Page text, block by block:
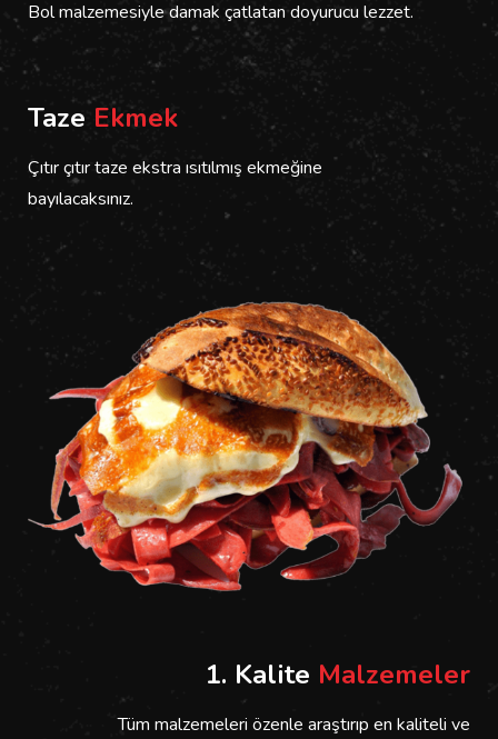
Bol malzemesiyle damak çatlatan doyurucu lezzet.
Taze Ekmek
Çıtır çıtır taze ekstra ısıtılmış ekmeğine
bayılacaksınız.
1. Kalite Malzemeler
Tüm malzemeleri özenle araştırıp en kaliteli ve